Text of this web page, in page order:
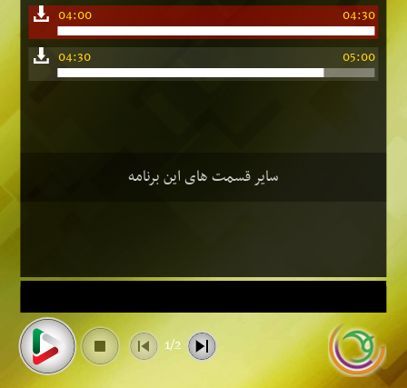
04:00
04:30
04:30
05:00
سایر قسمت های این برنامه
1/2